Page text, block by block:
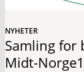
NYHETER
Samling for
Midt-